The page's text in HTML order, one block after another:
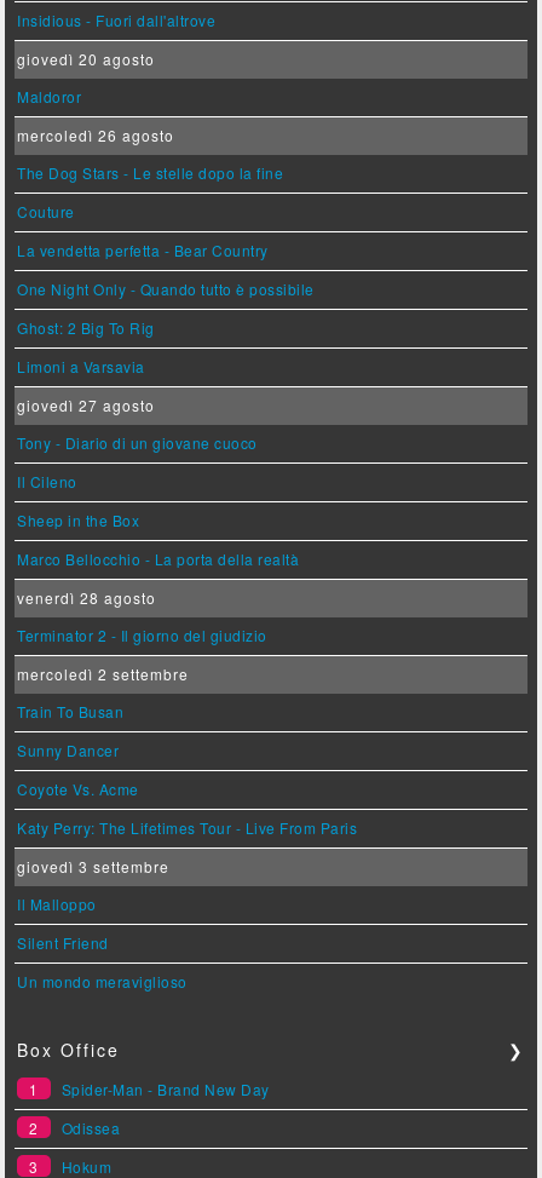
Insidious - Fuori dall'altrove
giovedì 20 agosto
Maldoror
mercoledì 26 agosto
The Dog Stars - Le stelle dopo la fine
Couture
La vendetta perfetta - Bear Country
One Night Only - Quando tutto è possibile
Ghost: 2 Big To Rig
Limoni a Varsavia
giovedì 27 agosto
Tony - Diario di un giovane cuoco
Il Cileno
Sheep in the Box
Marco Bellocchio - La porta della realtà
venerdì 28 agosto
Terminator 2 - Il giorno del giudizio
mercoledì 2 settembre
Train To Busan
Sunny Dancer
Coyote Vs. Acme
Katy Perry: The Lifetimes Tour - Live From Paris
giovedì 3 settembre
Il Malloppo
Silent Friend
Un mondo meraviglioso
Box Office ❯
1
Spider-Man - Brand New Day
2
Odissea
3
Hokum